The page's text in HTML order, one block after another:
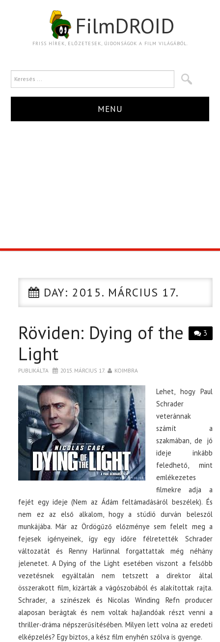
FilmDROID
FRISS HÍREK, ELŐZETESEK, ÚJDONSÁGOK A FILM VILÁGÁBÓL.
MENU
CIKK
PÓLÓ RENDELÉS
DAY: 2015. MÁRCIUS 17.
3
Röviden: Dying of the
Light
PUBLIKÁLTA 2015. MÁRCIUS 17. KOIMBRA
Lehet, hogy Paul
Schrader
veteránnak
számít a
szakmában, de jó
ideje inkább
feledhető, mint
emlékezetes
filmekre adja a
fejét egy ideje (Nem az Ádám feltámadásáról beszélek). És
nem ez az első alkalom, hogy a stúdió durván beleszól
munkájába. Már az Ördögűző előzménye sem felelt meg a
fejesek igényeinek, így egy időre félretették Schrader
változatát és Renny Harlinnal forgattattak még néhány
jelenetet. A Dying of the Light esetében viszont a felsőbb
vezetésnek egyáltalán nem tetszett a direktor által
összerakott film, kizárták a vágószobából és alakítottak rajta.
Schrader, a színészek és Nicolas Winding Refn producer
alaposan berágtak és nem voltak hajlandóak részt venni a
thriller-dráma népszerűsítésében. Milyen lett volna az eredeti
elképzelés? Egy biztos, a kész film enyhén szólva is gyenge.